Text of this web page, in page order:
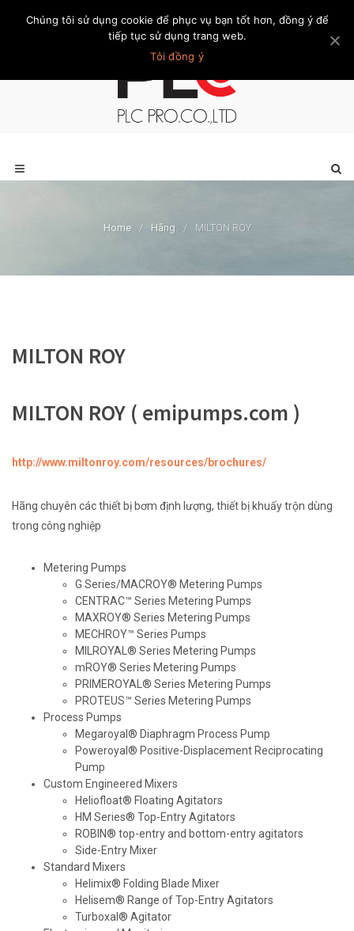
Trang chủ Giới thiệu Khách hàng Liên hệ Thành viên
Home / Hãng / MILTON ROY
MILTON ROY
MILTON ROY ( emipumps.com )
http://www.miltonroy.com/resources/brochures/
Hãng chuyên các thiết bị bơm định lượng, thiết bị khuấy trộn dùng
trong công nghiệp
Metering Pumps
G Series/MACROY® Metering Pumps
CENTRAC™ Series Metering Pumps
MAXROY® Series Metering Pumps
MECHROY™ Series Pumps
MILROYAL® Series Metering Pumps
mROY® Series Metering Pumps
PRIMEROYAL® Series Metering Pumps
PROTEUS™ Series Metering Pumps
Process Pumps
Megaroyal® Diaphragm Process Pump
Poweroyal® Positive-Displacement Reciprocating
Pump
Custom Engineered Mixers
Heliofloat® Floating Agitators
HM Series® Top-Entry Agitators
ROBIN® top-entry and bottom-entry agitators
Side-Entry Mixer
Standard Mixers
Helimix® Folding Blade Mixer
Helisem® Range of Top-Entry Agitators
Turboxal® Agitator
Chúng tôi sử dụng cookie để phục vụ bạn tốt hơn, đồng ý để
tiếp tục sử dụng trang web.
Tôi đồng ý